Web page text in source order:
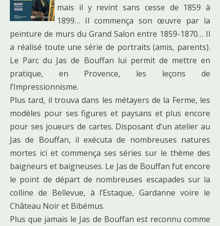
mais il y revint sans cesse de 1859 à
1899… Il commença son œuvre par la
peinture de murs du Grand Salon entre 1859-1870… Il
a réalisé toute une série de portraits (amis, parents).
Le Parc du Jas de Bouffan lui permit de mettre en
pratique, en Provence, les leçons de
l’Impressionnisme.
Plus tard, il trouva dans les métayers de la Ferme, les
modèles pour ses figures et paysans et plus encore
pour ses joueurs de cartes. Disposant d’un atelier au
Jas de Bouffan, il exécuta de nombreuses natures
mortes ici et commença ses séries sur le thème des
baigneurs et baigneuses. Le Jas de Bouffan fut encore
le point de départ de nombreuses escapades sur la
colline de Bellevue, à l’Estaque, Gardanne voire le
Château Noir et Bibémus.
Plus que jamais le Jas de Bouffan est reconnu comme